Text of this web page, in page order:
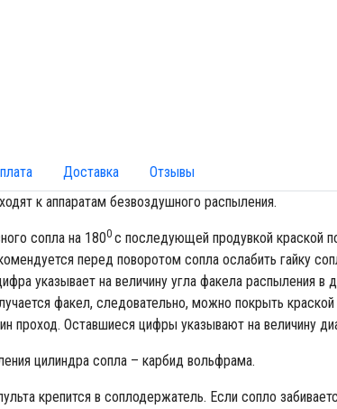
Доставка
Отзывы
к аппаратам безвоздушного распыления.
сопла на 1800 с последующей продувкой краской
перед поворотом сопла ослабить гайку
указывает на величину угла факела распыления в
факел, следовательно, можно покрыть
проход. Оставшиеся цифры указывают на величину
цилиндра сопла – карбид вольфрама.
крепится в соплодержатель. Если сопло